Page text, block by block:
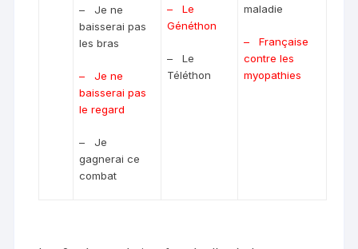
–
Je ne
baisserai pas
les bras
–
Je ne
baisserai pas
le regard
–
Je
gagnerai ce
combat
–
Le
Généthon
–
Le
Téléthon
maladie
–
Française
contre les
myopathies